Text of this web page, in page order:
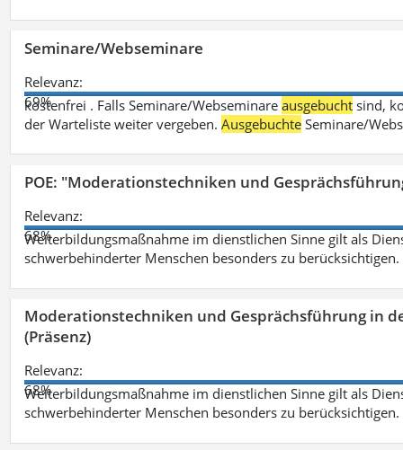
Seminare/Webseminare
Relevanz:
69%
kostenfrei . Falls Seminare/Webseminareausgebucht sind,
der Warteliste weiter vergeben.Ausgebuchte Seminare/
POE: "Moderationstechniken und
Relevanz:
68%
Weiterbildungsmaßnahme im dienstlichen Sinne gilt als
schwerbehinderter Menschen besonders zu berücksichtigen.
Moderationstechniken und Gesprächsführung in
(Präsenz)
Relevanz:
68%
Weiterbildungsmaßnahme im dienstlichen Sinne gilt als
schwerbehinderter Menschen besonders zu berücksichtigen.